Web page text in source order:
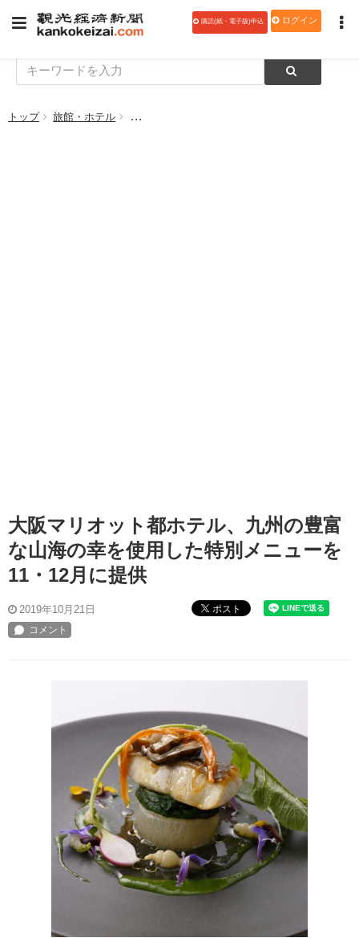
購読(紙・電子版)申込 ログイン
トップ 旅館・ホテル 大阪マリオット都ホテル、九州の豊富な山海の
大阪マリオット都ホテル、九州の豊富
な山海の幸を使用した特別メニューを
11・12月に提供
2019年10月21日 ポスト